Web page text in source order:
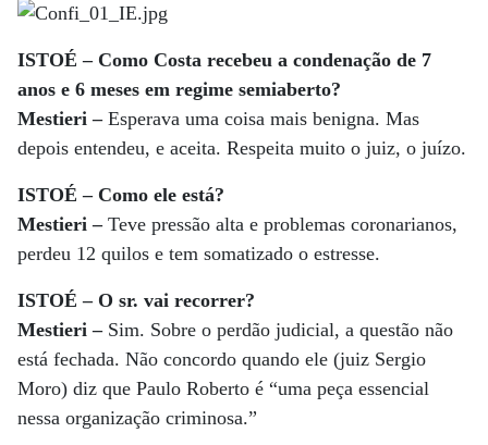
ISTOÉ – Como Costa recebeu a condenação de 7
anos e 6 meses em regime semiaberto?
Mestieri – Esperava uma coisa mais benigna. Mas
depois entendeu, e aceita. Respeita muito o juiz, o juízo.
ISTOÉ – Como ele está?
Mestieri – Teve pressão alta e problemas coronarianos,
perdeu 12 quilos e tem somatizado o estresse.
ISTOÉ – O sr. vai recorrer?
Mestieri – Sim. Sobre o perdão judicial, a questão não
está fechada. Não concordo quando ele (juiz Sergio
Moro) diz que Paulo Roberto é “uma peça essencial
nessa organização criminosa.”